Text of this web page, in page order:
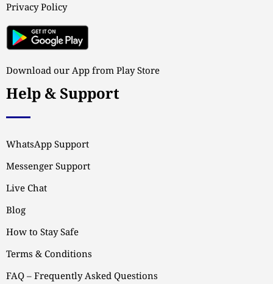
Privacy Policy
Download our App from Play Store
Help & Support
WhatsApp Support
Messenger Support
Live Chat
Blog
How to Stay Safe
Terms & Conditions
FAQ – Frequently Asked Questions